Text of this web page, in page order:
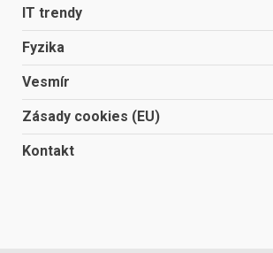
IT trendy
Fyzika
Vesmír
Zásady cookies (EU)
Kontakt